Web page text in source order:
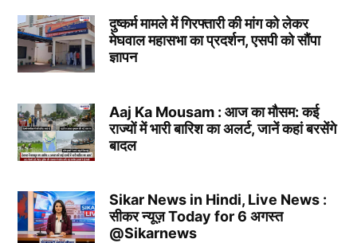
दुष्कर्म मामले में गिरफ्तारी की मांग को लेकर
मेघवाल महासभा का प्रदर्शन, एसपी को सौंपा
ज्ञापन
Aaj Ka Mousam : आज का मौसम: कई
राज्यों में भारी बारिश का अलर्ट, जानें कहां बरसेंगे
बादल
Sikar News in Hindi, Live News :
सीकर न्यूज़ Today for 6 अगस्त
@Sikarnews